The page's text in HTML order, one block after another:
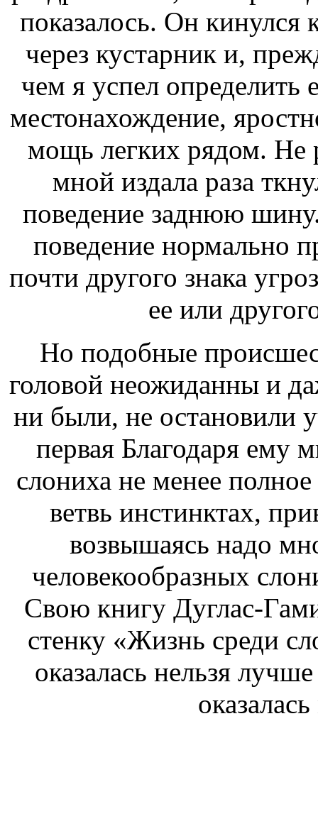
показалось. Он кинулся
через кустарник и,
чем я успел определить
местонахождение,
мощь легких рядом. Не
мной издала раза
поведение заднюю
поведение нормально
почти другого знака
ее или
Но подобные
головой неожиданны и
ни были, не остановили
перваяБлагодаря ему
слониха не менее
ветвь инстинктах,
возвышаясь надо
человекообразных
Свою книгу Дуглас-
стенку«Жизнь среди
оказалась нельзя